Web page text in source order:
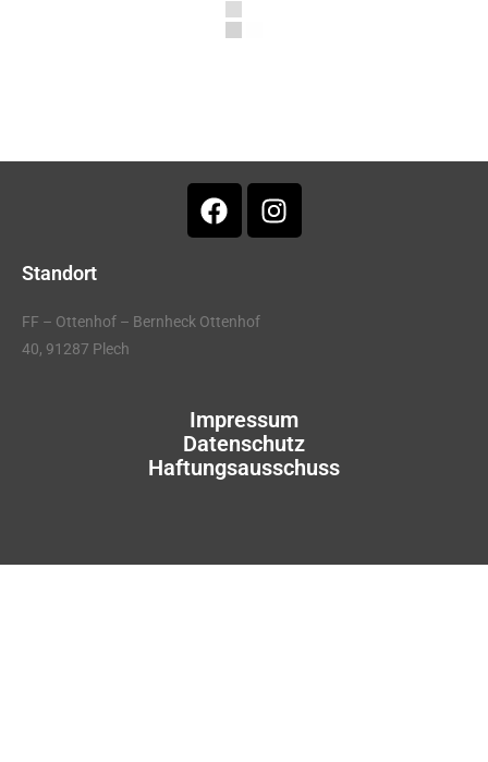
Standort
FF – Ottenhof – Bernheck Ottenhof
40, 91287 Plech
Impressum
Datenschutz
Haftungsausschuss